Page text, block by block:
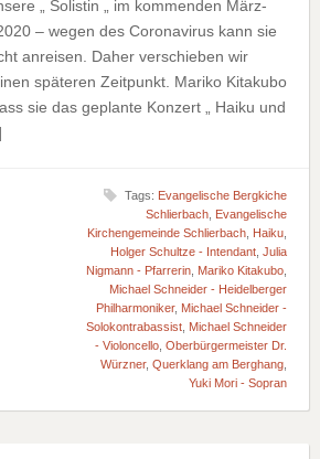
„ Solistin „ im kommenden März-
– wegen des Coronavirus kann sie
anreisen. Daher verschieben wir
späteren Zeitpunkt. Mariko Kitakubo
sie das geplante Konzert „ Haiku und
Tags: Evangelische Bergkiche
Schlierbach Evangelische
Kirchengemeinde Schlierbach Haiku
Holger Schultze - Intendant Julia
Nigmann - Pfarrerin Mariko Kitakubo
Michael Schneider - Heidelberger
Philharmoniker, Michael Schneider -
Solokontrabassist Michael Schneider
- Violoncello Oberbürgermeister Dr.
Würzner, Querklang am Berghang
Yuki Mori - Sopran